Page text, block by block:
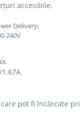
accesibile.
Delivery;
240V
1.67A
pot fi încărcate